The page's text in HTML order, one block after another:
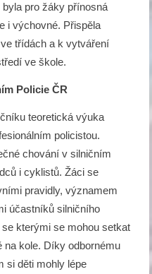
pro žáky přínosná
i výchovné. Přispěla
třídách a k vytváření
ve škole.
Policie ČR
teoretická výuka
policistou.
chování v silničním
i cyklistů. Žáci se
pravidly, významem
účastníků silničního
kterými se mohou setkat
na kole. Díky odbornému
si děti mohly lépe